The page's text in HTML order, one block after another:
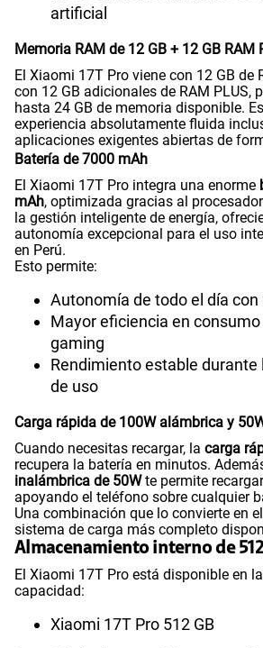
artificial
Memoria RAM de 12 GB + 12 GB RAM
El Xiaomi 17T Pro viene con 12 GB de
con 12 GB adicionales de RAM PLUS,
hasta 24 GB de memoria disponible.
experiencia absolutamente fluida
aplicaciones exigentes abiertas de
Batería de 7000 mAh
El Xiaomi 17T Pro integra una enorme
mAh, optimizada gracias al
la gestión inteligente de energía,
autonomía excepcional para el uso
en Perú.
Esto permite:
Autonomía de todo el día
Mayor eficiencia en
gaming
Rendimiento estable durante
de uso
Carga rápida de 100W alámbrica y
Cuando necesitas recargar, la carga
recupera la batería en minutos.
inalámbrica de 50Wte permite
apoyando el teléfono sobre cualquier
Una combinación que lo convierte en
sistema de carga más completo
Almacenamiento interno de
El Xiaomi 17T Pro está disponible en
capacidad:
Xiaomi 17T Pro 512 GB